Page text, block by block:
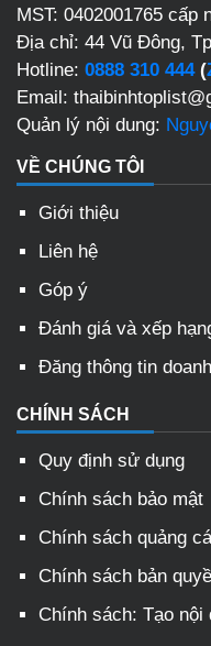
MST: 0402001765 cấp
Địa chỉ: 44 Vũ Đông,
Hotline: 0888 310 444(
Email:
Quản lý nội dung:
VỀ CHÚNG TÔI
Giới thiệu
Liên hệ
Góp ý
Đánh giá và xếp
Đăng thông tin
CHÍNH SÁCH
Quy định sử dụng
Chính sách bảo mật
Chính sách quảng
Chính sách bản
Chính sách: Tạo nội